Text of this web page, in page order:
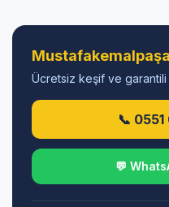
Ücretsiz keşif ve garantili
📞 0551
💬